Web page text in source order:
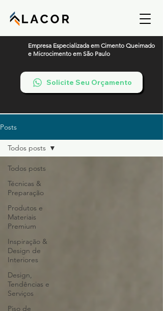
Empresa Especializada em Cimento Queimado
e Microcimento em São Paulo
Solicite Seu Orçamento
Posts
Todos posts
Técnicas &
Preparação
Produtos e
Materiais
Premium
Inspiração &
Design de
Interiores
Design,
Tendências e
Serviços
Piso de
Todos posts